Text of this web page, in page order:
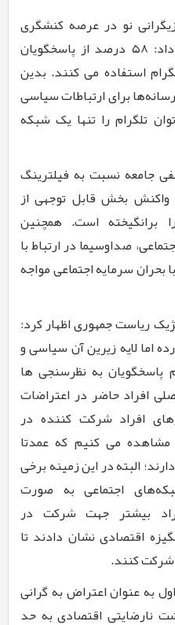
نو در عرصه کنشگری
۵8 درصد از پاسخگویان
استفاده می کنند. بدین
برای ارتباطات سیاسی
تلگرام را تنها یک شبکه
جامعه نسبت به فیلترینگ
واکنش بخش قابل توجهی از
برانگیخته است. همچنین
صداوسیما در ارتباط با
بحران سرمایه اجتماعی مواجه
ریاست جمهوری اظهار کرد:
اما لایه زیرین آن سیاسی و
پاسخگویان به نظرسنجی ها
افراد حاضر در اعتراضات
افراد شرکت کننده در
مشاهده می کنیم که عمدتا
البته در این زمینه برخی
اجتماعی به صورت
بیشتر جهت شرکت در
اقتصادی نشان دادند تا
شرکت کنند.
به عنوان اعتراض به گرانی
نارضایتی اقتصادی به حد